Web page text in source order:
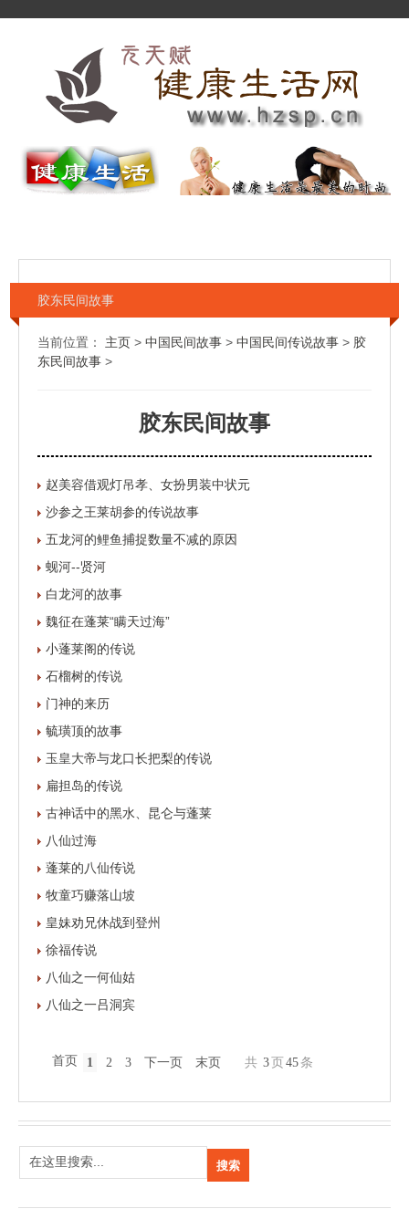
胶东民间故事
当前位置： 主页 > 中国民间故事 > 中国民间传说故事 > 胶
东民间故事 >
胶东民间故事
赵美容借观灯吊孝、女扮男装中状元
沙参之王莱胡参的传说故事
五龙河的鲤鱼捕捉数量不减的原因
蚬河--贤河
白龙河的故事
魏征在蓬莱“瞒天过海”
小蓬莱阁的传说
石榴树的传说
门神的来历
毓璜顶的故事
玉皇大帝与龙口长把梨的传说
扁担岛的传说
古神话中的黑水、昆仑与蓬莱
八仙过海
蓬莱的八仙传说
牧童巧赚落山坡
皇妹劝兄休战到登州
徐福传说
八仙之一何仙姑
八仙之一吕洞宾
首页 1 2 3 下一页 末页 共 3 页 45 条